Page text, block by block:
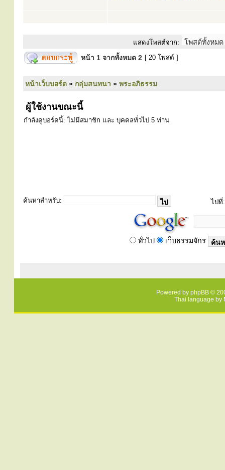
แสดงโพสต์จาก:
หน้า 1 จากทั้งหมด 2 [ 20 โพสต์ ]
หน้าเว็บบอร์ด » กลุ่มสนทนา » พระอภิธรรม
ผู้ใช้งานขณะนี้
กำลังดูบอร์ดนี้: ไม่มีสมาชิก และ บุคคลทั่วไป 5 ท่าน
ค้นหาสำหรับ: ไปที่:
ทั่วไป เว็บธรรมจักร
Powered by phpBB ©
Thai language by